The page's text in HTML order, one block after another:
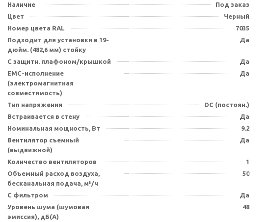
Наличие
Под заказ
Цвет
Черный
Номер цвета RAL
7035
Подходит для установки в 19-
дюйм. (482,6 мм) стойку
Да
С защитн. плафоном/крышкой
Да
EMC-исполнение
(электромагнитная
совместимость)
Да
Тип напряжения
DC (постоян.)
Встраивается в стену
Да
Номинальная мощность, Вт
9.2
Вентилятор съемный
(выдвижной)
Да
Количество вентиляторов
1
Объемный расход воздуха,
бесканальная подача, м³/ч
50
С фильтром
Да
Уровень шума (шумовая
эмиссия), дБ(А)
48